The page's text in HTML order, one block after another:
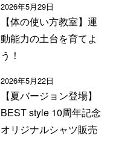
2026年5月29日
【体の使い方教室】運
動能力の土台を育てよ
う！
2026年5月22日
【夏バージョン登場】
BEST style 10周年記念
オリジナルシャツ販売